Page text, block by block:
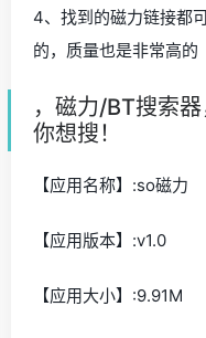
4、找到的磁力链接都
的，质量也是非常高的
，磁力/BT搜索
你想搜！
【应用名称】:so磁力
【应用版本】:v1.0
【应用大小】:9.91M